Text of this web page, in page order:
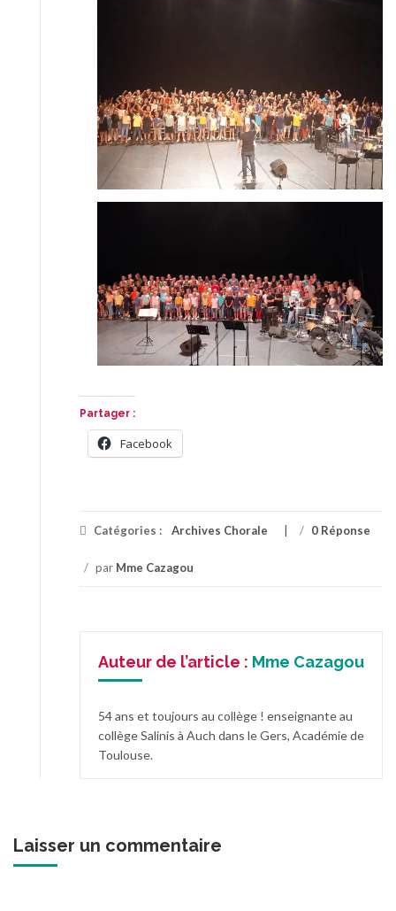
Partager :
Facebook
Catégories : Archives Chorale / 0 Réponse
/ par Mme Cazagou
Auteur de l’article : Mme Cazagou
54 ans et toujours au collège ! enseignante au
collège Salinis à Auch dans le Gers, Académie de
Toulouse.
Laisser un commentaire